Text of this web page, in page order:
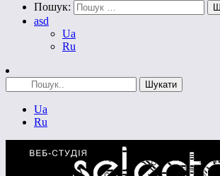
Пошук:
asd
Ua
Ru
Ua
Ru